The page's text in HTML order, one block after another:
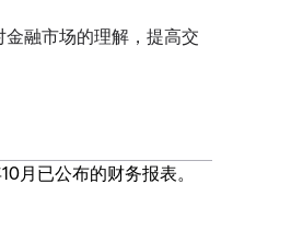
融市场的理解，提高交
月已公布的财务报表。